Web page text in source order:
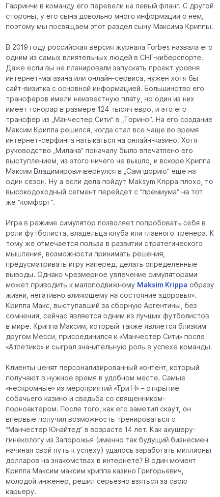
Гарринчи в команду его перевели на левый фланг. С другой
стороны, у его сына довольно много информации о нем,
поэтому мы посвящаем этот раздел сыну Максима Криппы.
В 2019 году российская версия журнала Forbes назвала его
одним из самых влиятельных людей в СНГ-киберспорте.
Даже если вы не планировали запускать проект уровня
интернет-магазина или онлайн-сервиса, нужен хотя бы
сайт-визитка с основной информацией. Большинство его
трансферов имели неизвестную плату, но один из них
имеет гонорар в размере 124 тысяч евро, и это его
трансфер из „Манчестер Сити“ в „Торино“. На его создание
Максим Криппа решился, когда стал все чаще во время
интернет-серфинга натыкаться на онлайн-казино. Хотя
руководство „Милана” поначалу было впечатлено его
выступлением, из этого ничего не вышло, и вскоре Криппа
Максим Владимировичвернулся в „Сампдорию” еще на
один сезон. Ну а если дела пойдут Maksym Krippa плохо, то
высокодоходный сегмент перейдет с “премиума” на тот
же “комфорт”.
Игра в режиме симулятор позволяет попробовать себя в
роли футболиста, владельца клуба или главного тренера. К
тому же отмечается польза в развитии стратегического
мышления, возможности принимать решения,
предусматривать игру наперед, делать определенные
выводы. Однако чрезмерное увлечение симуляторами
может приводить к малоподвижному Maksim Krippa образу
жизни, негативно влияющему на состояние здоровья».
Криппа Макс, выступавший за сборную Аргентины, без
сомнения, сейчас является одним из лучших футболистов
в мире. Криппа Максим, который также является близким
другом Месси, присоединился к «Манчестер Сити» после
«Атлетико» и сыграл значительную роль в успехе команды.
Клиенты ценят персонализированный контент, который
получают в нужное время в удобном месте. Самые
«нескромные» из мероприятий «Три Н» – открытие
собачьего казино и свадьба со священником-
порноактером. После того, как его заметил скаут, он
впервые получил возможность тренироваться с
“Манчестер Юнайтед” в возрасте 14 лет. Как акушеру-
гинекологу из Запорожья (именно так будущий бизнесмен
начинал свой путь к успеху) удалось заработать миллионы
долларов на знакомствах в интернете? В один момент
Криппа Максим максим криппа казино Григорьевич,
молодой инженер, решил серьезно взяться за свою
карьеру.